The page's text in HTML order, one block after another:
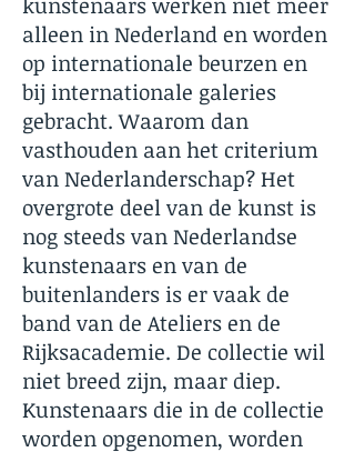
alleen in Nederland en worden
op internationale beurzen en
bij internationale galeries
gebracht. Waarom dan
vasthouden aan het criterium
van Nederlanderschap? Het
overgrote deel van de kunst is
nog steeds van Nederlandse
kunstenaars en van de
buitenlanders is er vaak de
band van de Ateliers en de
Rijksacademie. De collectie wil
niet breed zijn, maar diep.
Kunstenaars die in de collectie
worden opgenomen, worden